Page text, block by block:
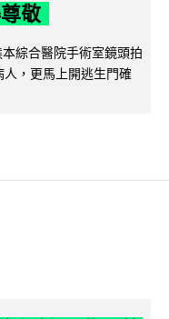
敬
綜合醫院手術室鏡頭拍
，更馬上開逃生門確